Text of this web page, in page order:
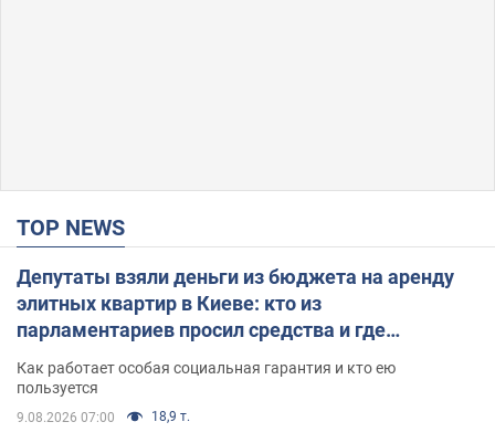
TOP NEWS
Депутаты взяли деньги из бюджета на аренду
элитных квартир в Киеве: кто из
парламентариев просил средства и где
поселился
Как работает особая социальная гарантия и кто ею
пользуется
9.08.2026 07:00 18,9 т.